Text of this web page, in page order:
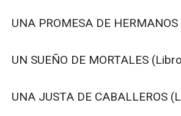
UNA PROMESA DE
UN SUEÑO DE MORTALES
UNA JUSTA DE CABALLEROS